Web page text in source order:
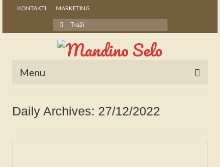
KONTAKTI MARKETING
Search
for:
Menu
NOVOSTI
Daily Archives: 27/12/2022